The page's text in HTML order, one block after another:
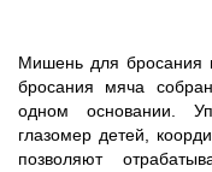
Мишень для бросания
бросания мяча
одном основании.
глазомер детей,
позволяют